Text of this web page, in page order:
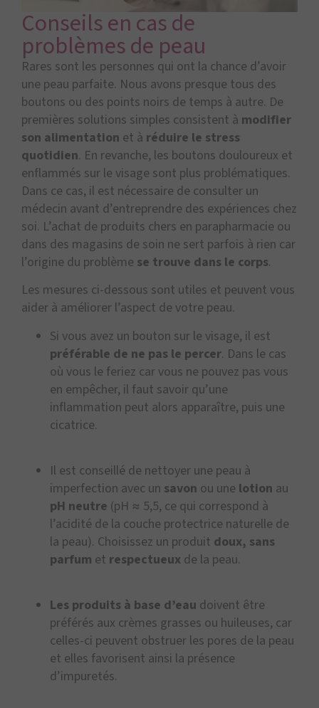
Conseils en cas de
problèmes de peau
Rares sont les personnes qui ont la chance d’avoir
une peau parfaite. Nous avons presque tous des
boutons ou des points noirs de temps à autre. De
premières solutions simples consistent à modifier
son alimentation et à réduire le stress
quotidien. En revanche, les boutons douloureux et
enflammés sur le visage sont plus problématiques.
Dans ce cas, il est nécessaire de consulter un
médecin avant d’entreprendre des expériences chez
soi. L’achat de produits chers en parapharmacie ou
dans des magasins de soin ne sert parfois à rien car
l’origine du problème se trouve dans le corps.
Les mesures ci-dessous sont utiles et peuvent vous
aider à améliorer l’aspect de votre peau.
Si vous avez un bouton sur le visage, il est
préférable de ne pas le percer. Dans le cas
où vous le feriez car vous ne pouvez pas vous
en empêcher, il faut savoir qu’une
inflammation peut alors apparaître, puis une
cicatrice.
Il est conseillé de nettoyer une peau à
imperfection avec un savon ou une lotion au
pH neutre (pH ≈ 5,5, ce qui correspond à
l’acidité de la couche protectrice naturelle de
la peau). Choisissez un produit doux, sans
parfum et respectueux de la peau.
Les produits à base d’eau doivent être
préférés aux crèmes grasses ou huileuses, car
celles-ci peuvent obstruer les pores de la peau
et elles favorisent ainsi la présence
d’impuretés.